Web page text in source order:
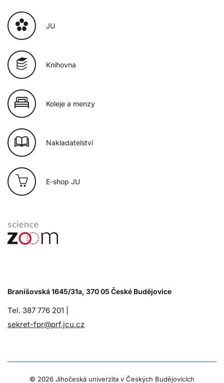
JU
Knihovna
Koleje a menzy
Nakladatelství
E-shop JU
Branišovská 1645/31a, 370 05 České Budějovice
Tel. 387 776 201 |
sekret-fpr@prf.jcu.cz
© 2026 Jihočeská univerzita v Českých Budějovicích